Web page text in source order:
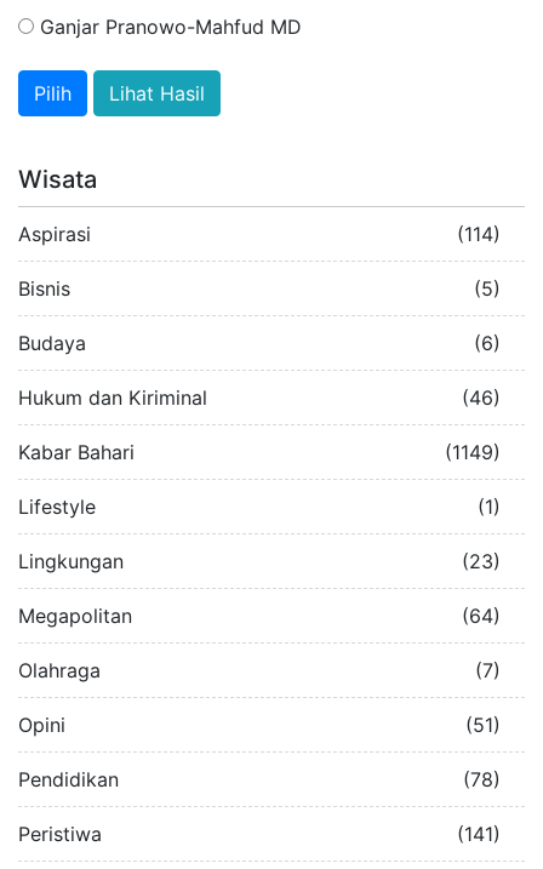
Ganjar Pranowo-Mahfud MD
Lihat Hasil
Wisata
Aspirasi (114)
Bisnis (5)
Budaya (6)
Hukum dan Kiriminal (46)
Kabar Bahari (1149)
Lifestyle (1)
Lingkungan (23)
Megapolitan (64)
Olahraga (7)
Opini (51)
Pendidikan (78)
Peristiwa (141)